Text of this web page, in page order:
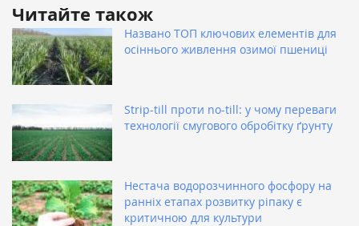
Читайте також
Названо ТОП ключових елементів для
осіннього живлення озимої пшениці
Strip-till проти no-till: у чому переваги
технології смугового обробітку ґрунту
Нестача водорозчинного фосфору на
ранніх етапах розвитку ріпаку є
критичною для культури